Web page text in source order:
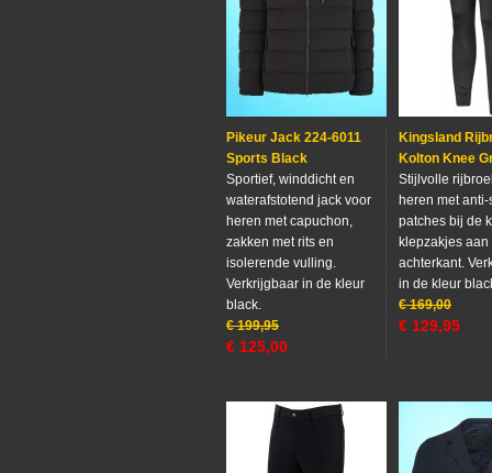
Pikeur Jack 224-6011
Sports Black
Sportief, winddicht en
waterafstotend jack voor
heren met capuchon,
zakken met rits en
isolerende vulling.
Verkrijgbaar in de kleur
black.
€ 199,95
€ 125,00
Kingsland
Kolton Knee
Stijlvolle
heren met
patches bij de
klepzakjes aan
achterkant.
in de kleur
€ 169,00
€ 129,95